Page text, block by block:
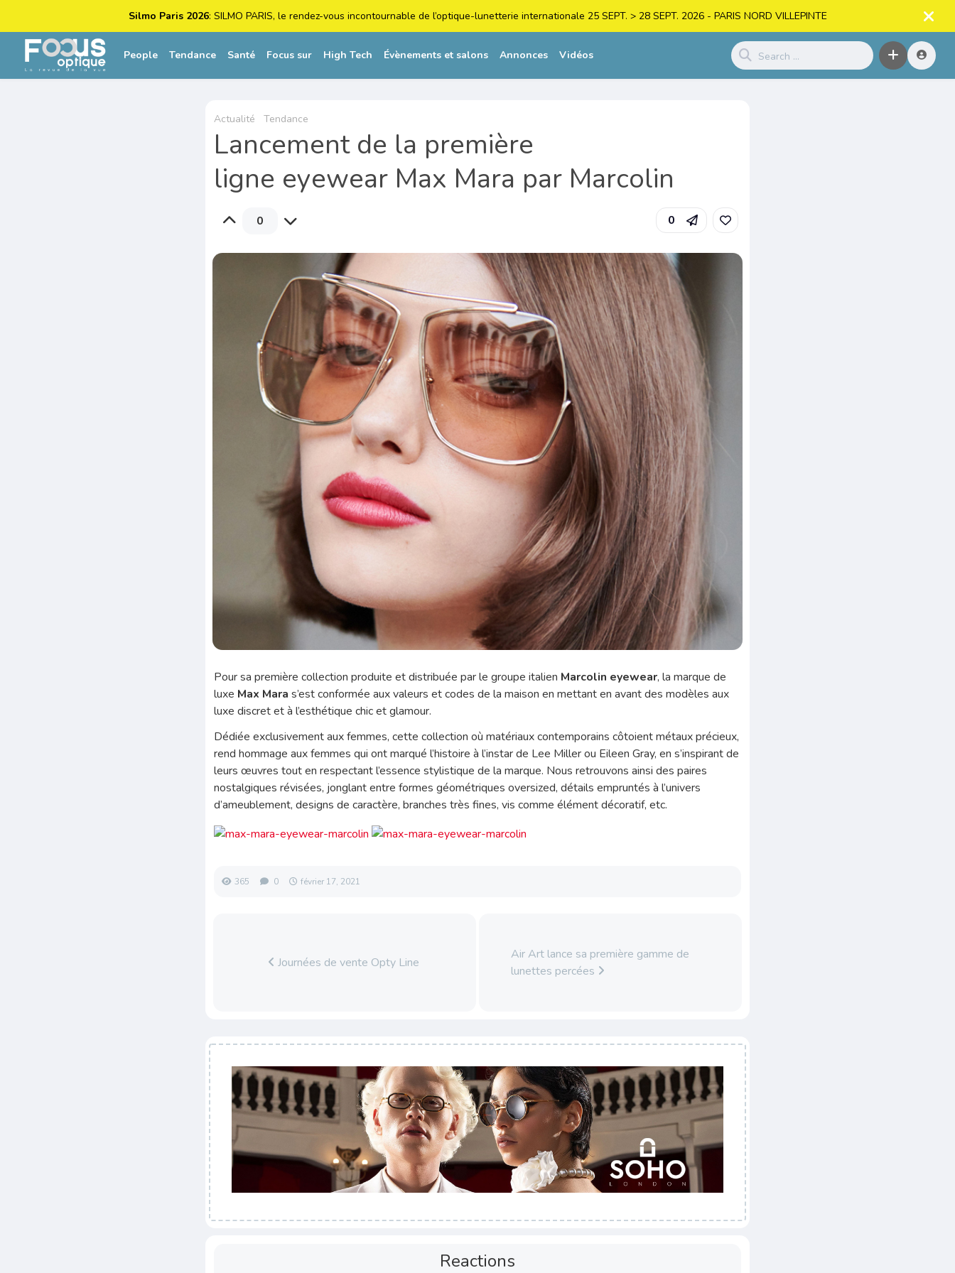
Silmo Paris 2026: SILMO PARIS, le rendez-vous incontournable de l’optique-lunetterie internationale 25 SEPT. > 28 SEPT. 2026 - PARIS NORD VILLEPINTE
People Tendance Santé Focus sur High Tech Évènements et salons Annonces Vidéos
Actualité Tendance
Lancement de la première
ligne eyewear Max Mara par Marcolin
0 0
Pour sa première collection produite et distribuée par le groupe italien Marcolin eyewear, la marque de
luxe Max Mara s’est conformée aux valeurs et codes de la maison en mettant en avant des modèles aux
luxe discret et à l’esthétique chic et glamour.
Dédiée exclusivement aux femmes, cette collection où matériaux contemporains côtoient métaux précieux,
rend hommage aux femmes qui ont marqué l’histoire à l’instar de Lee Miller ou Eileen Gray, en s’inspirant de
leurs œuvres tout en respectant l’essence stylistique de la marque. Nous retrouvons ainsi des paires
nostalgiques révisées, jonglant entre formes géométriques oversized, détails empruntés à l’univers
d’ameublement, designs de caractère, branches très fines, vis comme élément décoratif, etc.
365 0 février 17, 2021
Journées de vente Opty Line
Air Art lance sa première gamme de
lunettes percées
Reactions